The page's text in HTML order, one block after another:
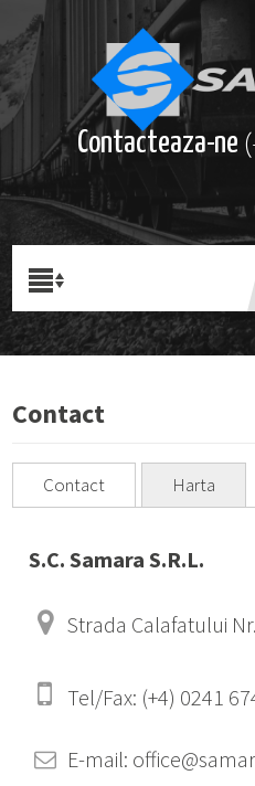
Contacteaza-ne
Contact
Contact Harta
S.C. Samara S.R.L.
Strada Calafatului
Tel/Fax: (+4) 0241
E-mail: